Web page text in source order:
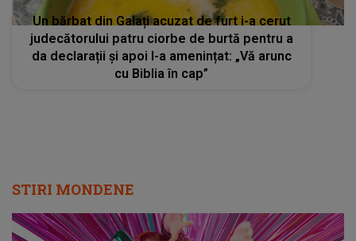
Un bărbat din Galați acuzat de furt i-a cerut
judecătorului patru ciorbe de burtă pentru a
da declarații și apoi l-a amenințat: „Vă arunc
cu Biblia în cap”
STIRI MONDENE